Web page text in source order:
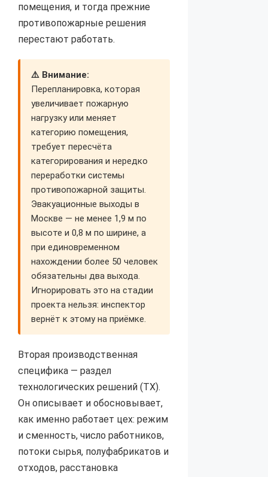
помещения, и тогда прежние
противопожарные решения
перестают работать.
⚠️ Внимание:
Перепланировка, которая
увеличивает пожарную
нагрузку или меняет
категорию помещения,
требует пересчёта
категорирования и нередко
переработки системы
противопожарной защиты.
Эвакуационные выходы в
Москве — не менее 1,9 м по
высоте и 0,8 м по ширине, а
при единовременном
нахождении более 50 человек
обязательны два выхода.
Игнорировать это на стадии
проекта нельзя: инспектор
вернёт к этому на приёмке.
Вторая производственная
специфика — раздел
технологических решений (ТХ).
Он описывает и обосновывает,
как именно работает цех: режим
и сменность, число работников,
потоки сырья, полуфабрикатов и
отходов, расстановка